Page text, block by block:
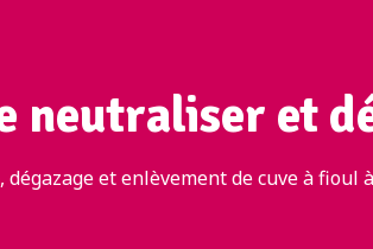
neutraliser et
et enlèvement de cuve à fioul